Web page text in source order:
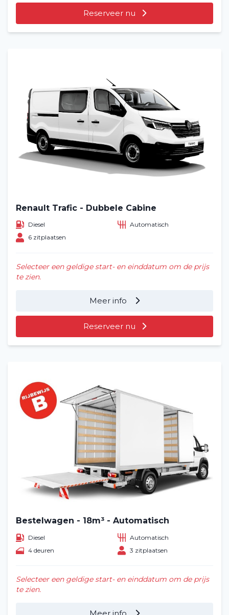
Reserveer nu
Renault Trafic - Dubbele Cabine
Diesel
Automatisch
6 zitplaatsen
Selecteer een geldige start- en einddatum om de prijs
te zien.
Meer info
Reserveer nu
Bestelwagen - 18m³ - Automatisch
Diesel
Automatisch
4 deuren
3 zitplaatsen
Selecteer een geldige start- en einddatum om de prijs
te zien.